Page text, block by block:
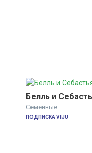
Белль и
Семейные
ПОДПИСКА VIJU